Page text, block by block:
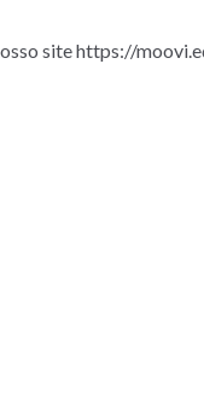
site https://